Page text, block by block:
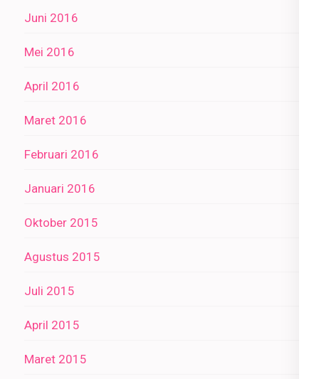
Juni 2016
Mei 2016
April 2016
Maret 2016
Februari 2016
Januari 2016
Oktober 2015
Agustus 2015
Juli 2015
April 2015
Maret 2015